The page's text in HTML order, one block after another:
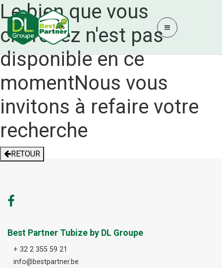
Le bien que vous
cherchez n'est pas
disponible en ce
momentNous vous
invitons à refaire votre
recherche
RETOUR
Best Partner Tubize by DL Groupe
+ 32 2 355 59 21
info@bestpartner.be